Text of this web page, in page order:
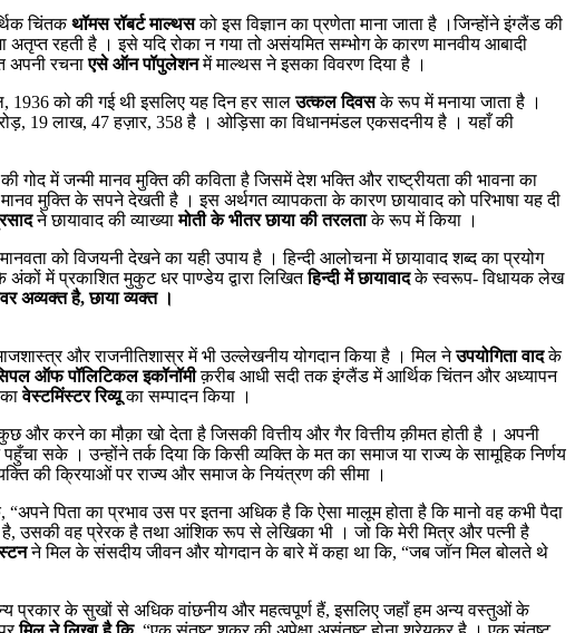
चिंतकथॉमस रॉबर्ट माल्थसको इस विज्ञान का प्रणेता माना जाता है ।जिन्होंने इंग्लैंड की
रहती है । इसे यदि रोका न गया तो असंयमित सम्भोग के कारण मानवीय आबादी
अपनी रचनाएसे ऑन पॉपुलेशनमें माल्थस ने इसका विवरण दिया है ।
1936 को की गई थी इसलिए यह दिन हर सालउत्कल दिवसके रूप में मनाया जाता है ।
19 लाख, 47 हज़ार, 358 है । ओड़िसा का विधानमंडल एकसदनीय है । यहाँ की
में जन्मी मानव मुक्ति की कविता है जिसमें देश भक्ति और राष्ट्रीयता की भावना का
मुक्ति के सपने देखती है । इस अर्थगत व्यापकता के कारण छायावाद को परिभाषा यह दी
ने छायावाद की व्याख्यामोती के भीतर छाया की तरलताके रूप में किया ।
को विजयनी देखने का यही उपाय है । हिन्दी आलोचना में छायावाद शब्द का प्रयोग
में प्रकाशित मुकुट धर पाण्डेय द्वारा लिखितहिन्दी में छायावादके स्वरूप- विधायक लेख
अव्यक्त है, छाया व्यक्त ।
और राजनीतिशास्र में भी उल्लेखनीय योगदान किया है । मिल नेउपयोगिता वादके
ऑफ पॉलिटिकल इकॉनॉमीक़रीब आधी सदी तक इंग्लैंड में आर्थिक चिंतन और अध्यापन
वेस्टमिंस्टर रिव्यूका सम्पादन किया ।
करने का मौक़ा खो देता है जिसकी वित्तीय और गैर वित्तीय क़ीमत होती है । अपनी
सके । उन्होंने तर्क दिया कि किसी व्यक्ति के मत का समाज या राज्य के सामूहिक निर्णय
की क्रियाओं पर राज्य और समाज के नियंत्रण की सीमा ।
“अपने पिता का प्रभाव उस पर इतना अधिक है कि ऐसा मालूम होता है कि मानो वह कभी पैदा
है, उसकी वह प्रेरक है तथा आंशिक रूप से लेखिका भी । जो कि मेरी मित्र और पत्नी है
ने मिल के संसदीय जीवन और योगदान के बारे में कहा था कि, “जब जॉन मिल बोलते थे
प्रकार के सुखों से अधिक वांछनीय और महत्वपूर्ण हैं, इसलिए जहॉं हम अन्य वस्तुओं के